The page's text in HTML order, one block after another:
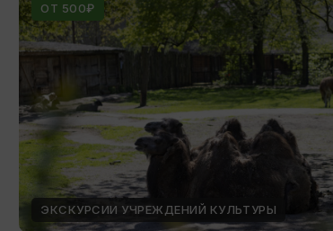
ОТ 500₽
ЭКСКУРСИИ УЧРЕЖДЕНИЙ КУЛЬТУРЫ